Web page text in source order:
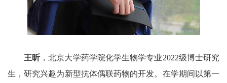
王昕 ，北京大学药学院化学生物学专业2022级博士研究
生，研究兴趣为新型抗体偶联药物的开发。在学期间以第一